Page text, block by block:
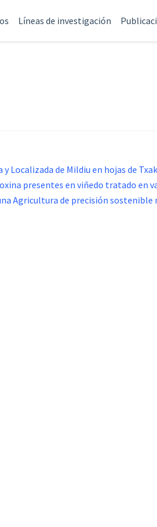
Líneas de investigación
Localizada de Mildiu en hojas de
presentes en viñedo tratado en
Agricultura de precisión sostenible